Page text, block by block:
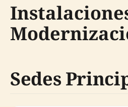
Sedes